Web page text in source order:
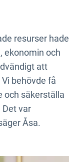
resurser hade
ekonomin och
att
behövde få
och säkerställa
var
Åsa.